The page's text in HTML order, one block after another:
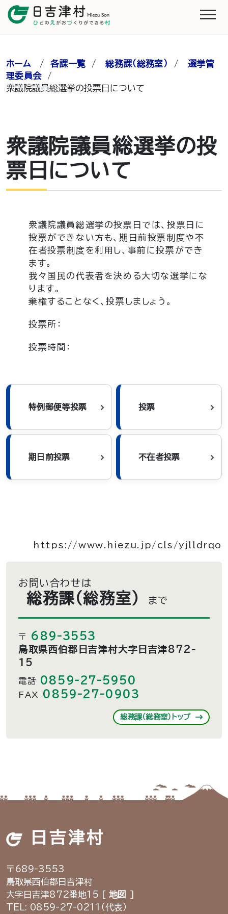
ホーム /各課一覧 /総務課（総務室） /選挙管
理委員会/
衆議院議員総選挙の投票日について
衆議院議員総選挙の投
票日について
衆議院議員総選挙の投票日では、投票日に
投票ができない方も、期日前投票制度や不
在者投票制度を利用し、事前に投票ができ
ます。
我々国民の代表者を決める大切な選挙にな
ります。
棄権することなく、投票しましょう。
投票所：
投票時間：
特例郵便等投票 投票
期日前投票 不在者投票
https://www.hiezu.jp/cls/yjlldrqo
お問い合わせは
総務課（総務室） まで
〒 689-3553
鳥取県西伯郡日吉津村大字日吉津872-
15
電話 0859-27-5950
FAX 0859-27-0903
総務課（総務室）トップ
日吉津村
〒689-3553
鳥取県西伯郡日吉津村
大字日吉津872番地15 [ 地図
]
TEL: 0859-27-0211（代表）